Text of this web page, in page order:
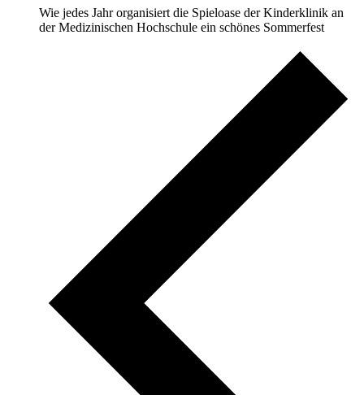
Wie jedes Jahr organisiert die Spieloase der Kinderklinik an
der Medizinischen Hochschule ein schönes Sommerfest